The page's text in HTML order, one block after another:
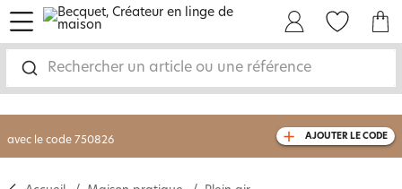
Rechercher un article ou une référence
menu
-30% sur votre commandedès 2 articles
livraison GRATUITEdès 110€ d'achat
avec le code 750826 AJOUTER LE CODE